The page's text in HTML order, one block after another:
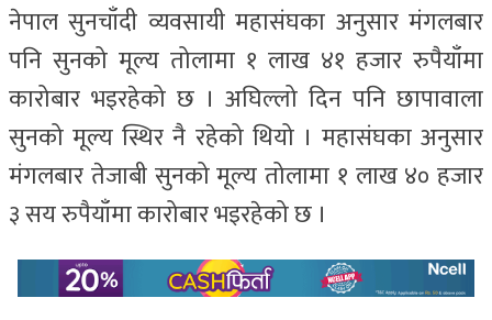
नेपाल सुनचाँदी व्यवसायी महासंघका अनुसार मंगलबार
पनि सुनको मूल्य तोलामा १ लाख ४१ हजार रुपैयाँमा
कारोबार भइरहेको छ । अघिल्लो दिन पनि छापावाला
सुनको मूल्य स्थिर नै रहेको थियो । महासंघका अनुसार
मंगलबार तेजाबी सुनको मूल्य तोलामा १ लाख ४० हजार
३ सय रुपैयाँमा कारोबार भइरहेको छ ।